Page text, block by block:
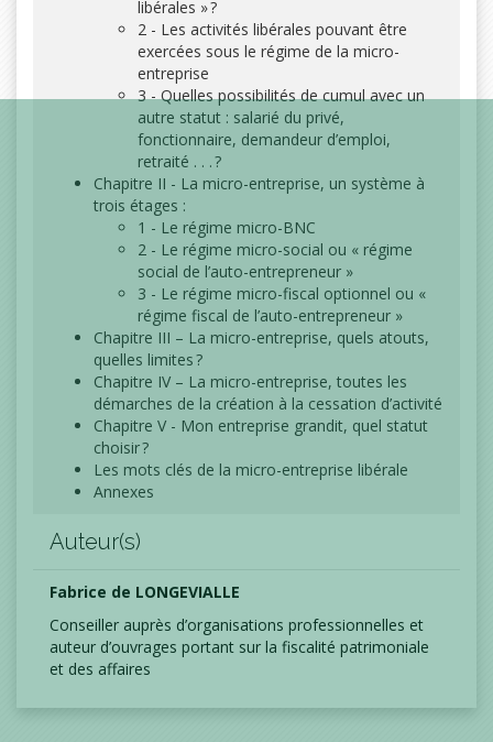
libérales » ?
2 - Les activités libérales pouvant être
exercées sous le régime de la micro-
entreprise
3 - Quelles possibilités de cumul avec un
autre statut : salarié du privé,
fonctionnaire, demandeur d’emploi,
retraité . . . ?
Chapitre II - La micro-entreprise, un système à
trois étages :
1 - Le régime micro-BNC
2 - Le régime micro-social ou « régime
social de l’auto-entrepreneur »
3 - Le régime micro-fiscal optionnel ou «
régime fiscal de l’auto-entrepreneur »
Chapitre III – La micro-entreprise, quels atouts,
quelles limites ?
Chapitre IV – La micro-entreprise, toutes les
démarches de la création à la cessation d’activité
Chapitre V - Mon entreprise grandit, quel statut
choisir ?
Les mots clés de la micro-entreprise libérale
Annexes
Auteur(s)
Fabrice de LONGEVIALLE
Conseiller auprès d’organisations professionnelles et
auteur d’ouvrages portant sur la fiscalité patrimoniale
et des affaires